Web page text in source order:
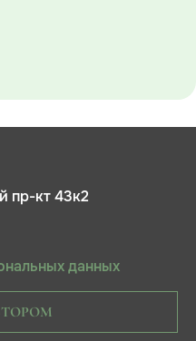
пр-кт 43к2
данных